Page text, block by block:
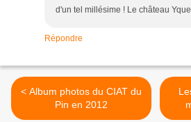
d'un tel millésime ! Le château
Répondre
< Album photos du CIAT du
Pin en 2012